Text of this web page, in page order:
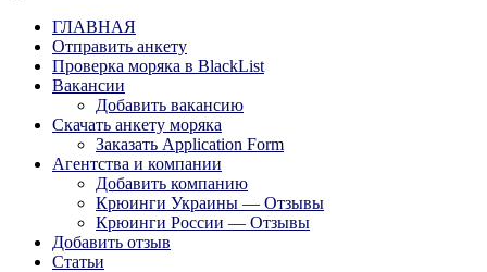
Рассылка
Вакансии для моряков. Работа для
моряков в море. Каталог крюинговых
компаний и морских агентств
Украины, России, Европы и Всего
мира. Отзывы, Контакты, Работа,
Вакансии для моряков. Рассылка
апликашки CV application form
ГЛАВНАЯ
Отправить анкету
Проверка моряка в BlackList
Вакансии
Добавить вакансию
Скачать анкету моряка
Заказать Application Form
Агентства и компании
Добавить компанию
Крюинги Украины — Отзывы
Крюинги России — Отзывы
Добавить отзыв
Статьи